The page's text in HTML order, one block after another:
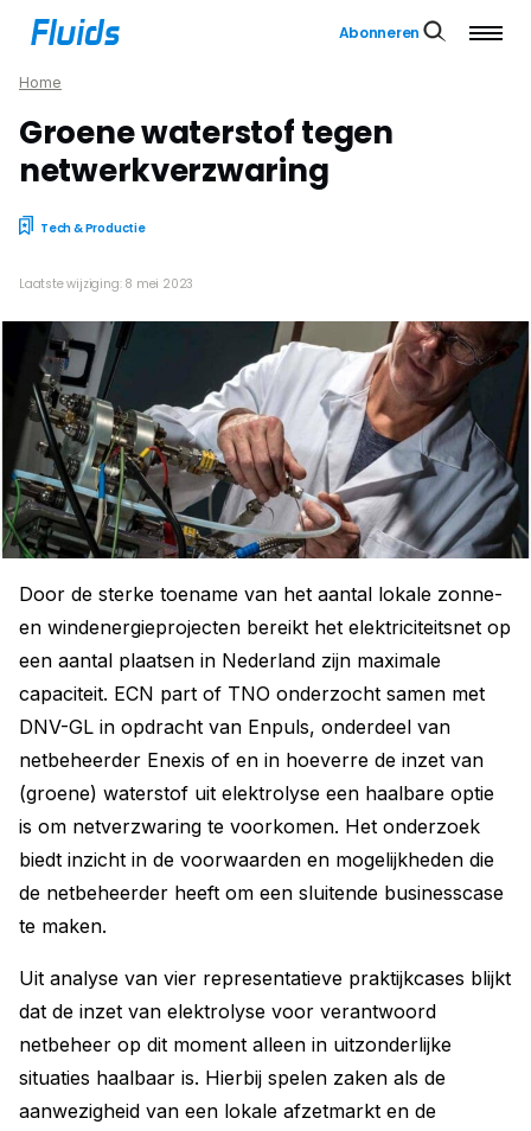
Abonneren
Home
Groene waterstof tegen
netwerkverzwaring
Tech & Productie
Laatste wijziging: 8 mei 2023
Door de sterke toename van het aantal lokale zonne-
en windenergieprojecten bereikt het elektriciteitsnet op
een aantal plaatsen in Nederland zijn maximale
capaciteit. ECN part of TNO onderzocht samen met
DNV-GL in opdracht van Enpuls, onderdeel van
netbeheerder Enexis of en in hoeverre de inzet van
(groene) waterstof uit elektrolyse een haalbare optie
is om netverzwaring te voorkomen. Het onderzoek
biedt inzicht in de voorwaarden en mogelijkheden die
de netbeheerder heeft om een sluitende businesscase
te maken.
Uit analyse van vier representatieve praktijkcases blijkt
dat de inzet van elektrolyse voor verantwoord
netbeheer op dit moment alleen in uitzonderlijke
situaties haalbaar is. Hierbij spelen zaken als de
aanwezigheid van een lokale afzetmarkt en de